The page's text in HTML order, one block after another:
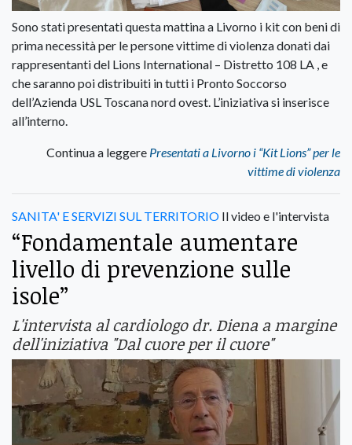
Sono stati presentati questa mattina a Livorno i kit con beni di
prima necessità per le persone vittime di violenza donati dai
rappresentanti del Lions International – Distretto 108 LA , e
che saranno poi distribuiti in tutti i Pronto Soccorso
dell’Azienda USL Toscana nord ovest. L’iniziativa si inserisce
all’interno.
Continua a leggere Presentati a Livorno i “Kit Lions” per le
vittime di violenza
SANITA' E SERVIZI SUL TERRITORIO Il video e l'intervista
“Fondamentale aumentare
livello di prevenzione sulle
isole”
L'intervista al cardiologo dr. Diena a margine
dell'iniziativa "Dal cuore per il cuore"